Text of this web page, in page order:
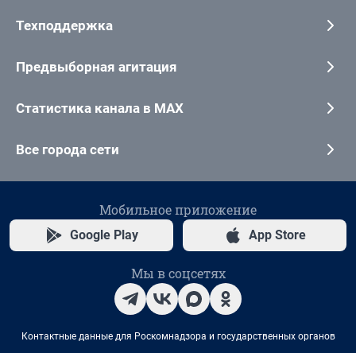
Техподдержка
Предвыборная агитация
Статистика канала в MAX
Все города сети
Мобильное приложение
Google Play App Store
Мы в соцсетях
Контактные данные для Роскомнадзора и государственных органов